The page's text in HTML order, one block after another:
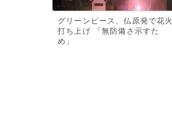
グリーンピース、仏原発で花火
打ち上げ 「無防備さ示すた
め」